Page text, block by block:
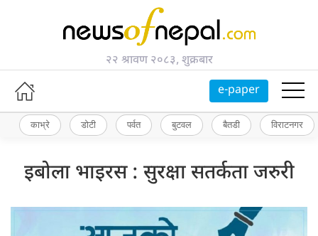
२२ श्रावण २०८३, शुक्रबार
e-paper
काभ्रे डोटी पर्वत बुटवल बैतडी विराटनगर
इबोला भाइरस : सुरक्षा सतर्कता जरुरी